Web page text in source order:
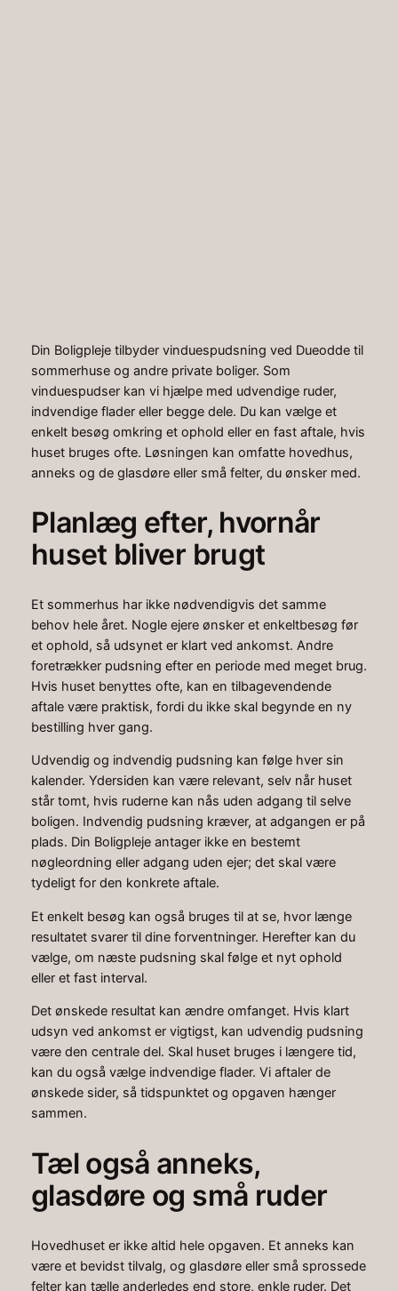
Din Boligpleje tilbyder vinduespudsning ved Dueodde til
sommerhuse og andre private boliger. Som
vinduespudser kan vi hjælpe med udvendige ruder,
indvendige flader eller begge dele. Du kan vælge et
enkelt besøg omkring et ophold eller en fast aftale, hvis
huset bruges ofte. Løsningen kan omfatte hovedhus,
anneks og de glasdøre eller små felter, du ønsker med.
Planlæg efter, hvornår
huset bliver brugt
Et sommerhus har ikke nødvendigvis det samme
behov hele året. Nogle ejere ønsker et enkeltbesøg før
et ophold, så udsynet er klart ved ankomst. Andre
foretrækker pudsning efter en periode med meget brug.
Hvis huset benyttes ofte, kan en tilbagevendende
aftale være praktisk, fordi du ikke skal begynde en ny
bestilling hver gang.
Udvendig og indvendig pudsning kan følge hver sin
kalender. Ydersiden kan være relevant, selv når huset
står tomt, hvis ruderne kan nås uden adgang til selve
boligen. Indvendig pudsning kræver, at adgangen er på
plads. Din Boligpleje antager ikke en bestemt
nøgleordning eller adgang uden ejer; det skal være
tydeligt for den konkrete aftale.
Et enkelt besøg kan også bruges til at se, hvor længe
resultatet svarer til dine forventninger. Herefter kan du
vælge, om næste pudsning skal følge et nyt ophold
eller et fast interval.
Det ønskede resultat kan ændre omfanget. Hvis klart
udsyn ved ankomst er vigtigst, kan udvendig pudsning
være den centrale del. Skal huset bruges i længere tid,
kan du også vælge indvendige flader. Vi aftaler de
ønskede sider, så tidspunktet og opgaven hænger
sammen.
Tæl også anneks,
glasdøre og små ruder
Hovedhuset er ikke altid hele opgaven. Et anneks kan
være et bevidst tilvalg, og glasdøre eller små sprossede
felter kan tælle anderledes end store, enkle ruder. Det